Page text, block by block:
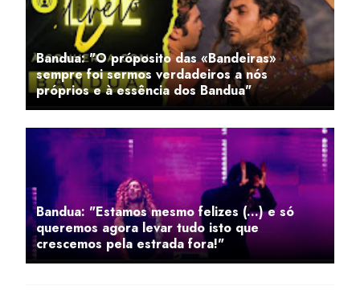
Bandua: "O próposito das «Bandeiras»
sempre foi sermos verdadeiros a nós
próprios e à essência dos Bandua"
Bandua: "Estamos mesmo felizes (...) e só
queremos agora levar tudo isto que
crescemos pela estrada fora!"